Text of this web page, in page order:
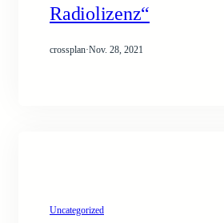
Radiolizenz“
crossplan·Nov. 28, 2021
Uncategorized